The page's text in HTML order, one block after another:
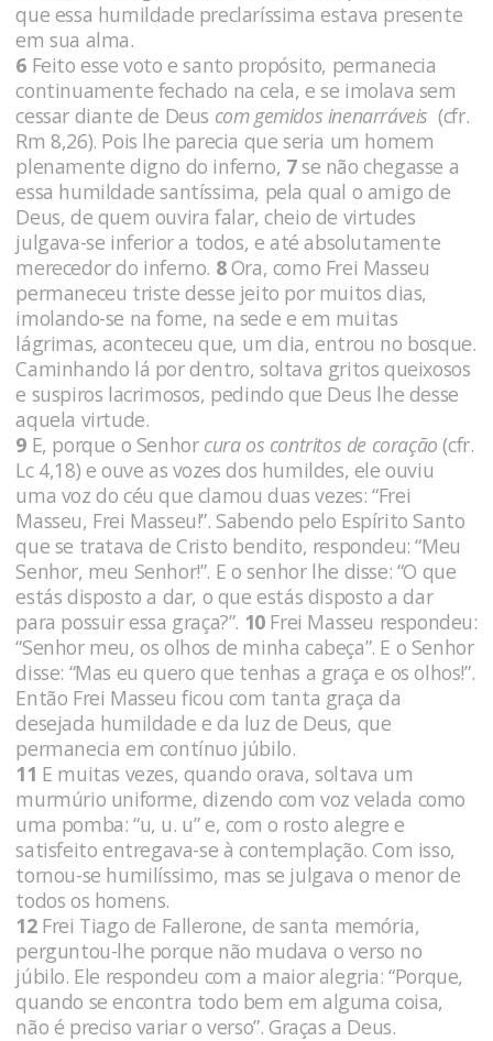
que essa humildade preclaríssima estava presente
em sua alma.
6 Feito esse voto e santo propósito, permanecia
continuamente fechado na cela, e se imolava sem
cessar diante de Deus com gemidos inenarráveis (cfr.
Rm 8,26). Pois lhe parecia que seria um homem
plenamente digno do inferno, 7se não chegasse a
essa humildade santíssima, pela qual o amigo de
Deus, de quem ouvira falar, cheio de virtudes
julgava-se inferior a todos, e até absolutamente
merecedor do inferno. 8Ora, como Frei Masseu
permaneceu triste desse jeito por muitos dias,
imolando-se na fome, na sede e em muitas
lágrimas, aconteceu que, um dia, entrou no bosque.
Caminhando lá por dentro, soltava gritos queixosos
e suspiros lacrimosos, pedindo que Deus lhe desse
aquela virtude.
9 E, porque o Senhor cura os contritos de coração (cfr.
Lc 4,18) e ouve as vozes dos humildes, ele ouviu
uma voz do céu que clamou duas vezes: “Frei
Masseu, Frei Masseu!”. Sabendo pelo Espírito Santo
que se tratava de Cristo bendito, respondeu: “Meu
Senhor, meu Senhor!”. E o senhor lhe disse: “O que
estás disposto a dar, o que estás disposto a dar
para possuir essa graça?”. 10Frei Masseu respondeu:
“Senhor meu, os olhos de minha cabeça”. E o Senhor
disse: “Mas eu quero que tenhas a graça e os olhos!”.
Então Frei Masseu ficou com tanta graça da
desejada humildade e da luz de Deus, que
permanecia em contínuo júbilo.
11 E muitas vezes, quando orava, soltava um
murmúrio uniforme, dizendo com voz velada como
uma pomba: “u, u. u” e, com o rosto alegre e
satisfeito entregava-se à contemplação. Com isso,
tornou-se humilíssimo, mas se julgava o menor de
todos os homens.
12Frei Tiago de Fallerone, de santa memória,
perguntou-lhe porque não mudava o verso no
júbilo. Ele respondeu com a maior alegria: “Porque,
quando se encontra todo bem em alguma coisa,
não é preciso variar o verso”. Graças a Deus.